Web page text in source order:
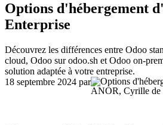
Options d'hébergement
Enterprise
Découvrez les différences entre Odoo
cloud, Odoo sur odoo.sh et Odoo on-
solution adaptée à votre entreprise.
18 septembre 2024 par
ANOR, Cyrille